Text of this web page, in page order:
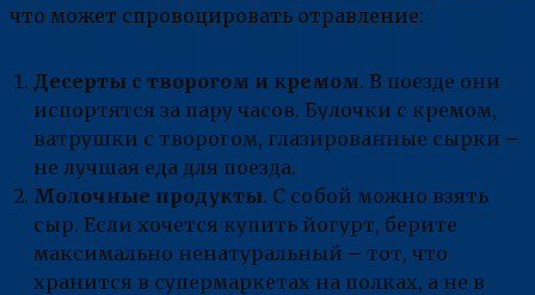
что может спровоцировать отравление:
Десерты с творогом и кремом. В поезде они
испортятся за пару часов. Булочки с кремом,
ватрушки с творогом, глазированные сырки –
не лучшая еда для поезда.
Молочные продукты. С собой можно взять
сыр. Если хочется купить йогурт, берите
максимально ненатуральный – тот, что
хранится в супермаркетах на полках, а не в